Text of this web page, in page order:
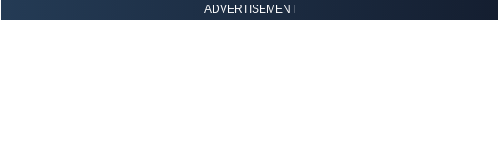
ADVERTISEMENT